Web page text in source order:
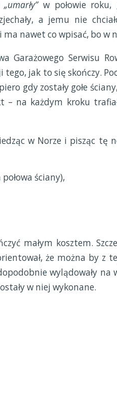
„umarły”w połowie roku,
a jemu nie
nawet co wpisać, bo w
Garażowego Serwisu
tego, jak to się skończy.
gdy zostały gołe
– na każdym kroku
w Norze i pisząc tę
ściany),
małym kosztem.
że można by z
wylądowały na
w niej wykonane.